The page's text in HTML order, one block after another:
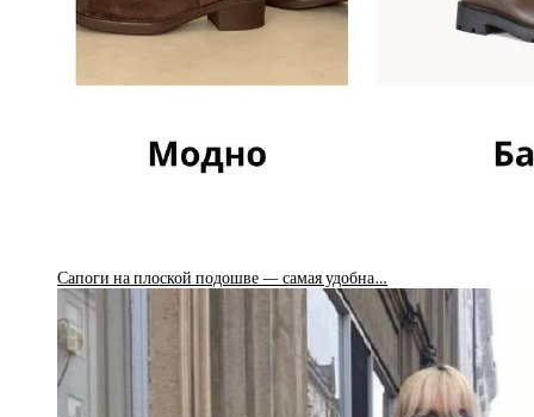
Сапоги на плоской подошве — самая удобна…